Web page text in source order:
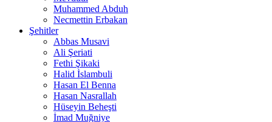
Muhammed Abduh
Necmettin Erbakan
Şehitler
Abbas Musavi
Ali Şeriati
Fethi Şikaki
Halid İslambuli
Hasan El Benna
Hasan Nasrallah
Hüseyin Beheşti
İmad Muğniye